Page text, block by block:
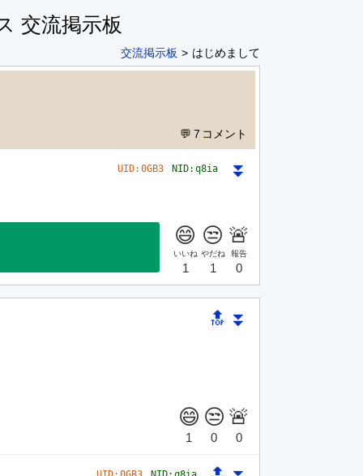
交流掲示板
交流掲示板 はじめまして
7
UID: 0GB3 NID: q8ia ⏬
🔝 ⏬